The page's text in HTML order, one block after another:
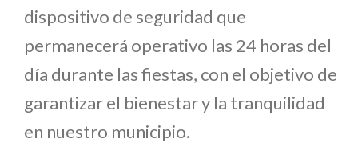
dispositivo de seguridad que
permanecerá operativo las 24 horas del
día durante las fiestas, con el objetivo de
garantizar el bienestar y la tranquilidad
en nuestro municipio.